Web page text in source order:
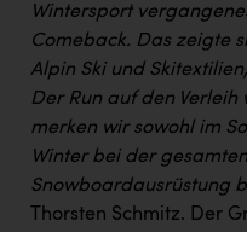
TCL
TGW Logistics
TRAILOMAT & Cycling
VERITAS
Vier Diamanten
Wintersport
Comeback. Das zeigte
Alpin Ski und
Der Run auf den
merken wir sowohl im
Winter bei der
Snowboardausrüstung
Thorsten Schmitz. Der